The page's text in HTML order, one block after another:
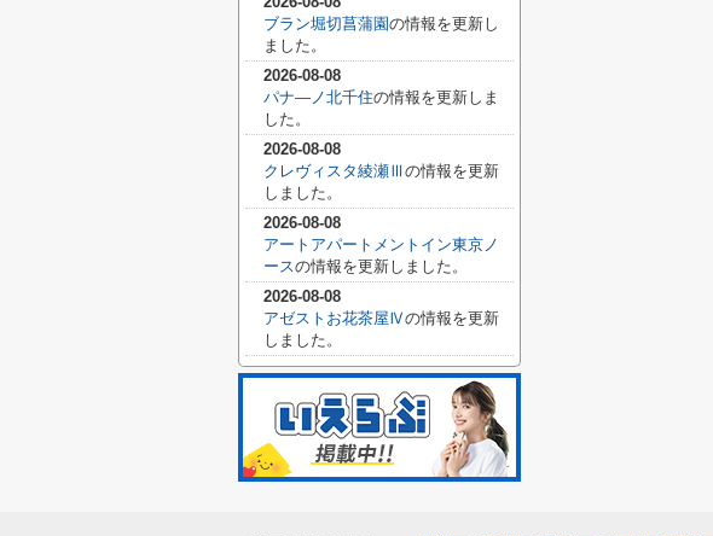
ブラン堀切菖蒲園の情報を更新し
ました。
2026-08-08
パナ―ノ北千住の情報を更新しま
した。
2026-08-08
クレヴィスタ綾瀬Ⅲ の情報を更新
しました。
2026-08-08
アートアパートメントイン東京ノ
ースの情報を更新しました。
2026-08-08
アゼストお花茶屋Ⅳの情報を更新
しました。